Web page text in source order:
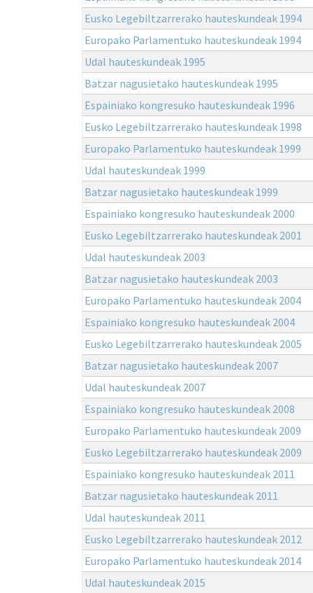
Eusko Legebiltzarrerako hauteskundeak 1994
Europako Parlamentuko hauteskundeak 1994
Udal hauteskundeak 1995
Batzar nagusietako hauteskundeak 1995
Espainiako kongresuko hauteskundeak 1996
Eusko Legebiltzarrerako hauteskundeak 1998
Europako Parlamentuko hauteskundeak 1999
Udal hauteskundeak 1999
Batzar nagusietako hauteskundeak 1999
Espainiako kongresuko hauteskundeak 2000
Eusko Legebiltzarrerako hauteskundeak 2001
Udal hauteskundeak 2003
Batzar nagusietako hauteskundeak 2003
Europako Parlamentuko hauteskundeak 2004
Espainiako kongresuko hauteskundeak 2004
Eusko Legebiltzarrerako hauteskundeak 2005
Batzar nagusietako hauteskundeak 2007
Udal hauteskundeak 2007
Espainiako kongresuko hauteskundeak 2008
Europako Parlamentuko hauteskundeak 2009
Eusko Legebiltzarrerako hauteskundeak 2009
Espainiako kongresuko hauteskundeak 2011
Batzar nagusietako hauteskundeak 2011
Udal hauteskundeak 2011
Eusko Legebiltzarrerako hauteskundeak 2012
Europako Parlamentuko hauteskundeak 2014
Udal hauteskundeak 2015